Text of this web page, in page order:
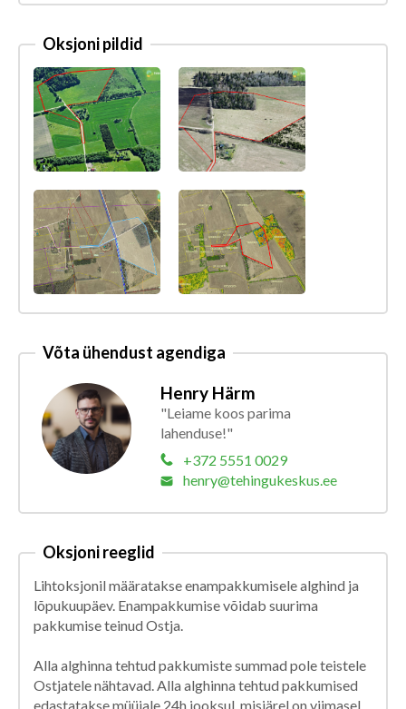
Oksjoni pildid
Võta ühendust agendiga
Henry Härm
"Leiame koos parima
lahenduse!"
+372 5551 0029
henry@tehingukeskus.ee
Oksjoni reeglid
Lihtoksjonil määratakse enampakkumisele alghind ja
lõpukuupäev. Enampakkumise võidab suurima
pakkumise teinud Ostja.
Alla alghinna tehtud pakkumiste summad pole teistele
Ostjatele nähtavad. Alla alghinna tehtud pakkumised
edastatakse müüjale 24h jooksul, misjärel on viimasel